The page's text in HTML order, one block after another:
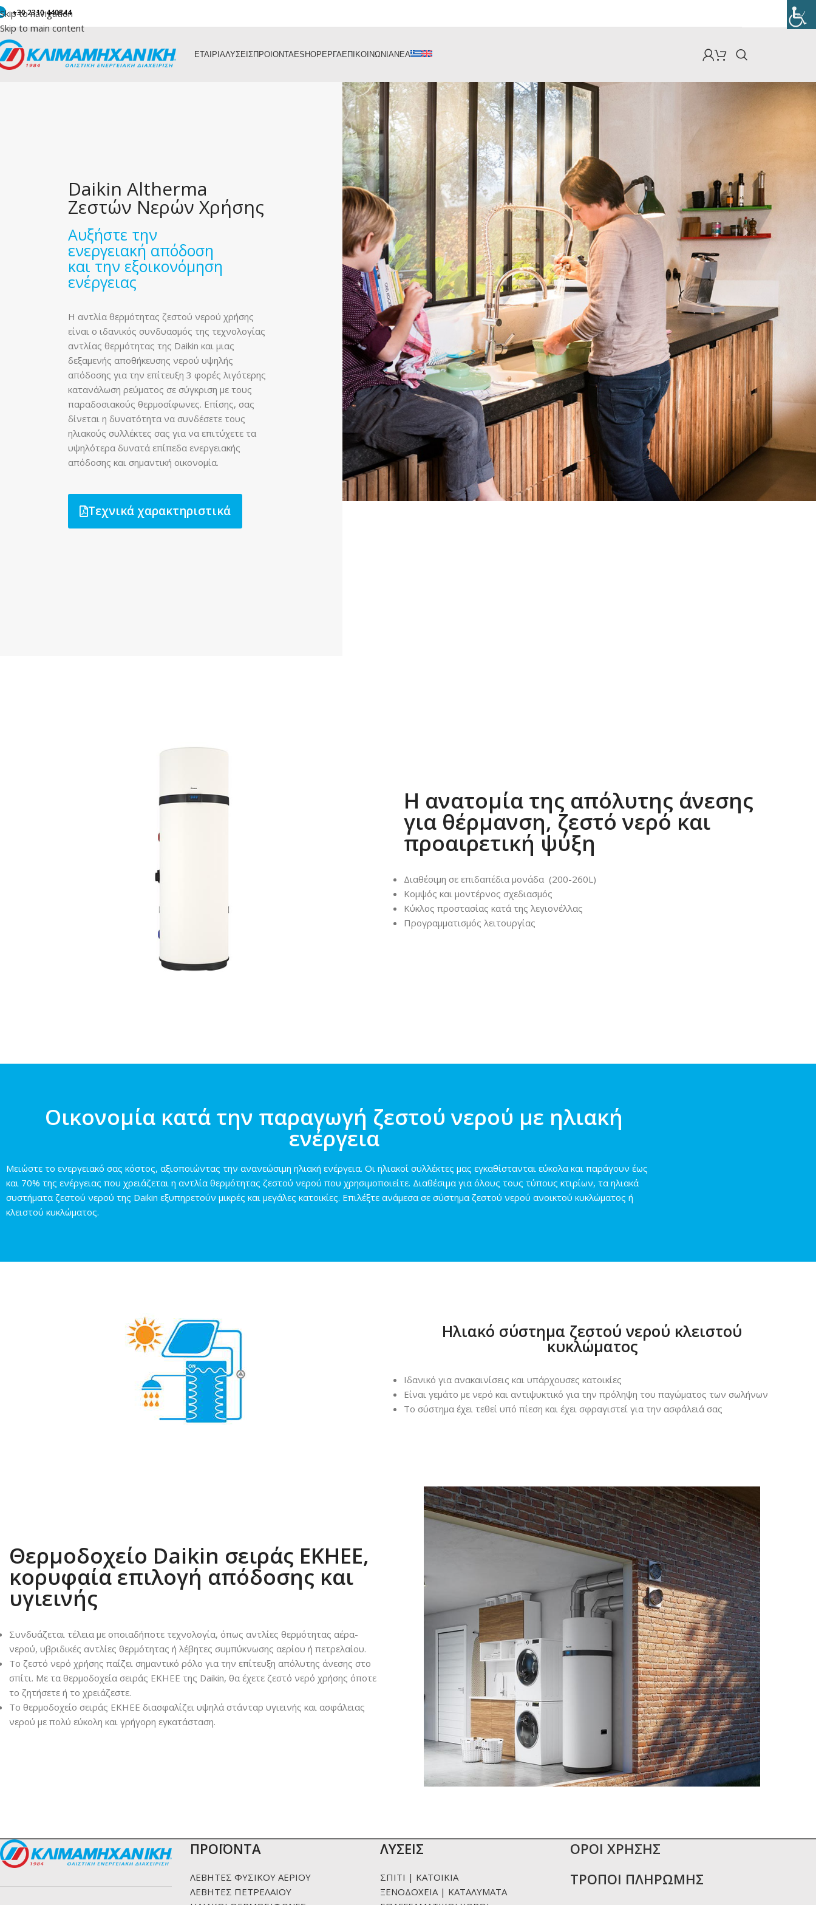
Skip to navigation
Skip to main content
+30 2310 440844
ΕΤΑΙΡΙΑΛΥΣΕΙΣΠΡΟΙΟΝΤΑESHOP ΕΡΓΑΕΠΙΚΟΙΝΩΝΙΑΝΕΑ
Daikin Altherma
Ζεστών Νερών Χρήσης
Αυξήστε την
ενεργειακή απόδοση
και την εξοικονόμηση
ενέργειας
Η αντλία θερμότητας ζεστού νερού χρήσης
είναι ο ιδανικός συνδυασμός της τεχνολογίας
αντλίας θερμότητας της Daikin και μιας
δεξαμενής αποθήκευσης νερού υψηλής
απόδοσης για την επίτευξη 3 φορές λιγότερης
κατανάλωση ρεύματος σε σύγκριση με τους
παραδοσιακούς θερμοσίφωνες. Επίσης, σας
δίνεται η δυνατότητα να συνδέσετε τους
ηλιακούς συλλέκτες σας για να επιτύχετε τα
υψηλότερα δυνατά επίπεδα ενεργειακής
απόδοσης και σημαντική οικονομία.
Τεχνικά χαρακτηριστικά
Η ανατομία της απόλυτης άνεσης
για θέρμανση, ζεστό νερό και
προαιρετική ψύξη
Διαθέσιμη σε επιδαπέδια μονάδα (200-260L)
Κομψός και μοντέρνος σχεδιασμός
Κύκλος προστασίας κατά της λεγιονέλλας
Προγραμματισμός λειτουργίας
Οικονομία κατά την παραγωγή ζεστού νερού με ηλιακή
ενέργεια
Μειώστε το ενεργειακό σας κόστος, αξιοποιώντας την ανανεώσιμη ηλιακή ενέργεια. Οι ηλιακοί συλλέκτες μας εγκαθίστανται εύκολα και παράγουν έως
και 70% της ενέργειας που χρειάζεται η αντλία θερμότητας ζεστού νερού που χρησιμοποιείτε. Διαθέσιμα για όλους τους τύπους κτιρίων, τα ηλιακά
συστήματα ζεστού νερού της Daikin εξυπηρετούν μικρές και μεγάλες κατοικίες. Επιλέξτε ανάμεσα σε σύστημα ζεστού νερού ανοικτού κυκλώματος ή
κλειστού κυκλώματος.
Ηλιακό σύστημα ζεστού νερού κλειστού
κυκλώματος
Ιδανικό για ανακαινίσεις και υπάρχουσες κατοικίες
Είναι γεμάτο με νερό και αντιψυκτικό για την πρόληψη του παγώματος των σωλήνων
Το σύστημα έχει τεθεί υπό πίεση και έχει σφραγιστεί για την ασφάλειά σας
Θερμοδοχείο Daikin σειράς EΚΗΕΕ,
κορυφαία επιλογή απόδοσης και
υγιεινής
Συνδυάζεται τέλεια με οποιαδήποτε τεχνολογία, όπως αντλίες θερμότητας αέρα-
νερού, υβριδικές αντλίες θερμότητας ή λέβητες συμπύκνωσης αερίου ή πετρελαίου.
Το ζεστό νερό χρήσης παίζει σημαντικό ρόλο για την επίτευξη απόλυτης άνεσης στο
σπίτι. Με τα θερμοδοχεία σειράς EΚΗΕΕ της Daikin, θα έχετε ζεστό νερό χρήσης όποτε
το ζητήσετε ή το χρειάζεστε.
Το θερμοδοχείο σειράς EΚΗΕΕ διασφαλίζει υψηλά στάνταρ υγιεινής και ασφάλειας
νερού με πολύ εύκολη και γρήγορη εγκατάσταση.
ΠΡΟΪΟΝΤΑ
ΛΕΒΗΤΕΣ ΦΥΣΙΚΟΥ ΑΕΡΙΟΥ
ΛΕΒΗΤΕΣ ΠΕΤΡΕΛΑΙΟΥ
ΛΥΣΕΙΣ
ΣΠΙΤΙ | ΚΑΤΟΙΚΙΑ
ΞΕΝΟΔΟΧΕΙΑ | ΚΑΤΑΛΥΜΑΤΑ
ΟΡΟΙ ΧΡΗΣΗΣ
ΤΡΟΠΟΙ ΠΛΗΡΩΜΗΣ